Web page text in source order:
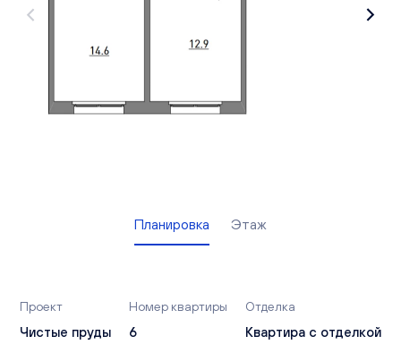
Вакансии
Планировка Этаж
Проект
Чистые пруды
Номер квартиры
6
Отделка
Квартира с отделкой